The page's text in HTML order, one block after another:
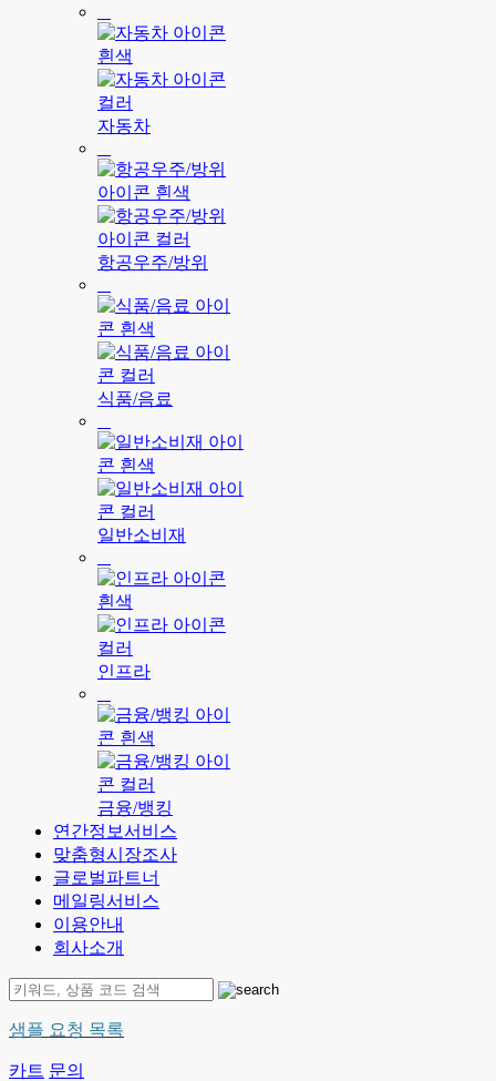
자동차
항공우주/방위
식품/음료
일반소비재
인프라
금융/뱅킹
연간정보서비스
맞춤형시장조사
글로벌파트너
메일링서비스
이용안내
회사소개
샘플 요청 목록
카트 문의